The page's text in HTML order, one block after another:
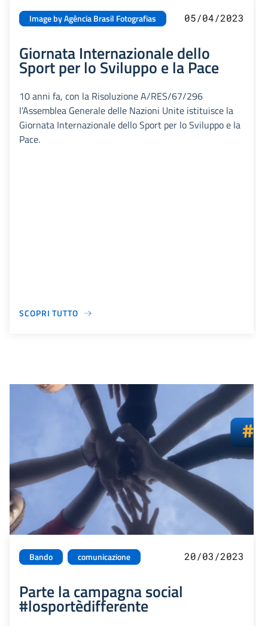
Image by Agência Brasil Fotografias 05/04/2023
Giornata Internazionale dello
Sport per lo Sviluppo e la Pace
10 anni fa, con la Risoluzione A/RES/67/296
l’Assemblea Generale delle Nazioni Unite istituisce la
Giornata Internazionale dello Sport per lo Sviluppo e la
Pace.
SCOPRI TUTTO
Bando comunicazione 20/03/2023
Parte la campagna social
#losportèdifferente